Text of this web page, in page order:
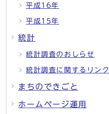
平成16年
平成15年
統計
統計調査のおしらせ
統計調査に関するリンク
まちのできごと
ホームページ運用